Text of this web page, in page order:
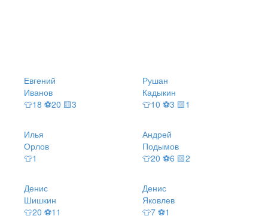
Евгений
Иванов
👕18 ⚽20 🟨3
Рушан
Кадыкин
👕10 ⚽3 🟨1
Илья
Орлов
👕1
Андрей
Подымов
👕20 ⚽6 🟨2
Денис
Шишкин
👕20 ⚽11
Денис
Яковлев
👕7 ⚽1